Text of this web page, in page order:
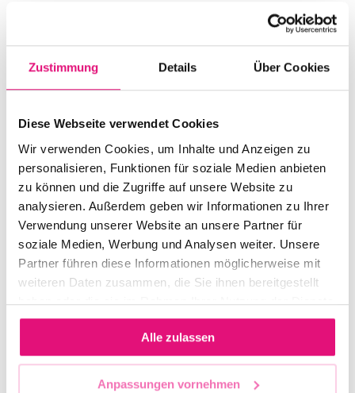
Zustimmung Details Über Cookies
Diese Webseite verwendet Cookies
Wir verwenden Cookies, um Inhalte und Anzeigen zu
personalisieren, Funktionen für soziale Medien anbieten
zu können und die Zugriffe auf unsere Website zu
analysieren. Außerdem geben wir Informationen zu Ihrer
Verwendung unserer Website an unsere Partner für
soziale Medien, Werbung und Analysen weiter. Unsere
Partner führen diese Informationen möglicherweise mit
weiteren Daten zusammen, die Sie ihnen bereitgestellt
haben oder die sie im Rahmen Ihrer Nutzung der Dienste
gesammelt haben.
Alle zulassen
Anpassungen vornehmen
März 2024
Dezember 2023
September 2023
Juli 2023
Juni 2023
Mai 2023
April 2023
November 2022
September 2022
Juni 2022